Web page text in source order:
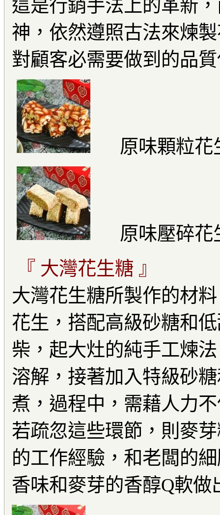
這是行銷手法上的革新
神，依然遵照古法來煉
對顧客必需要做到的品
原味顆粒花
原味壓碎花
『 大灣花生糖 』
大灣花生糖所製作的材
花生，搭配高級砂糖和
柴，起大灶的純手工煉
溶解，接著加入特級砂
煮，過程中，需藉人力
若疏忽這些環節，則麥
的工作經驗，和老闆的
香味和麥芽的香醇Q軟